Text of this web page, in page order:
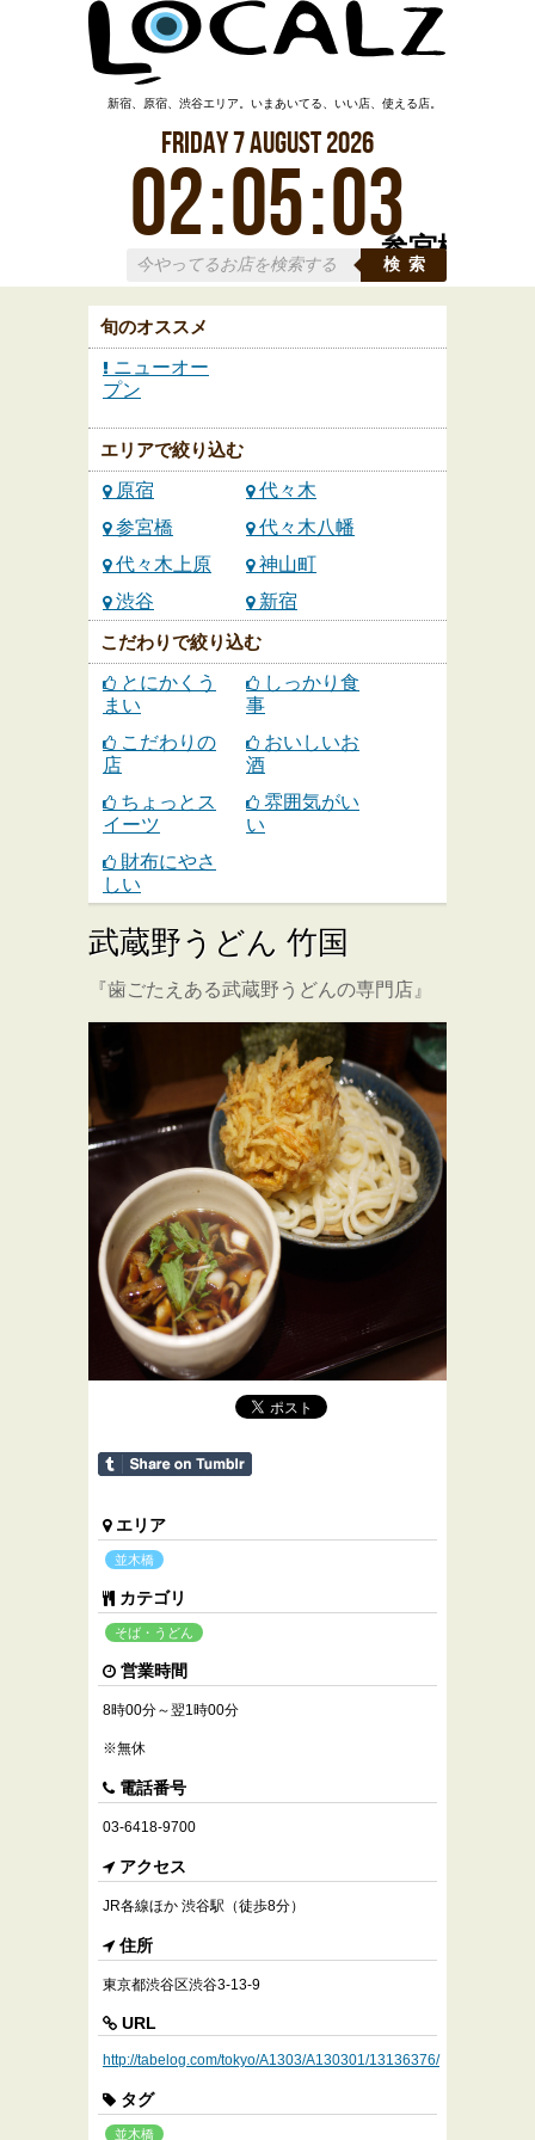
参宮橋
新宿、原宿、渋谷エリア。いまあいてる、いい店、使える店。
Friday7August2026
02:05:03
検索
旬のオススメ
ニューオー
プン
エリアで絞り込む
原宿
代々木
参宮橋
代々木八幡
代々木上原
神山町
渋谷
新宿
こだわりで絞り込む
とにかくう
まい
しっかり食
事
こだわりの
店
おいしいお
酒
ちょっとス
イーツ
雰囲気がい
い
財布にやさ
しい
武蔵野うどん 竹国
『歯ごたえある武蔵野うどんの専門店』
エリア
並木橋
カテゴリ
そば・うどん
営業時間
8時00分～翌1時00分
※無休
電話番号
03-6418-9700
アクセス
JR各線ほか 渋谷駅（徒歩8分）
住所
東京都渋谷区渋谷3-13-9
URL
http://tabelog.com/tokyo/A1303/A130301/13136376/
タグ
並木橋